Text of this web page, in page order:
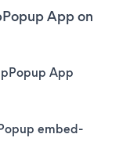
App on
App
embed-